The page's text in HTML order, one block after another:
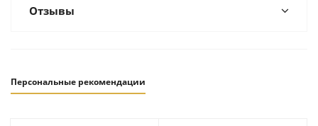
Отзывы
Персональные рекомендации